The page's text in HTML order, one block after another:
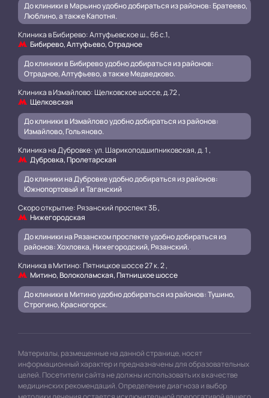
До клиники в Марьино удобно добираться из районов: Братеево,
Люблино, а также Капотня.
Клиника в Бибирево: Алтуфьевское ш., 66 с.1,
Бибирево, Алтуфьево, Отрадное
До клиники в Бибирево удобно добираться из районов:
Отрадное, Алтуфьево, а также Медведково.
Клиника в Измайлово: Щелковское шоссе, д.72 ,
Щелковская
До клиники в Измайлово удобно добираться из районов:
Измайлово, Гольяново.
Клиника на Дубровке: ул. Шарикоподшипниковская, д. 1 ,
Дубровка, Пролетарская
До клиники на Дубровке удобно добираться из районов:
Южнопортовый и Таганский.
Скоро открытие: Рязанский проспект 3Б ,
Нижегородская
До клиники на Рязанском проспекте удобно добираться из
районов: Хохловка, Нижегородский, Рязанский..
Клиника в Митино: Пятницкое шоссе 27 к. 2 ,
Митино, Волоколамская, Пятницкое шоссе
До клиники в Митино удобно добираться из районов: Тушино,
Строгино, Красногорск.
Материалы, размещенные на данной странице, носят
информационный характер и предназначены для образовательных
целей. Посетители сайта не должны использовать их в качестве
медицинских рекомендаций. Определение диагноза и выбор